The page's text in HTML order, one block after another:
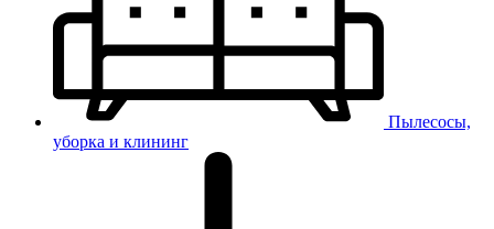
Пылесосы,
уборка и клининг